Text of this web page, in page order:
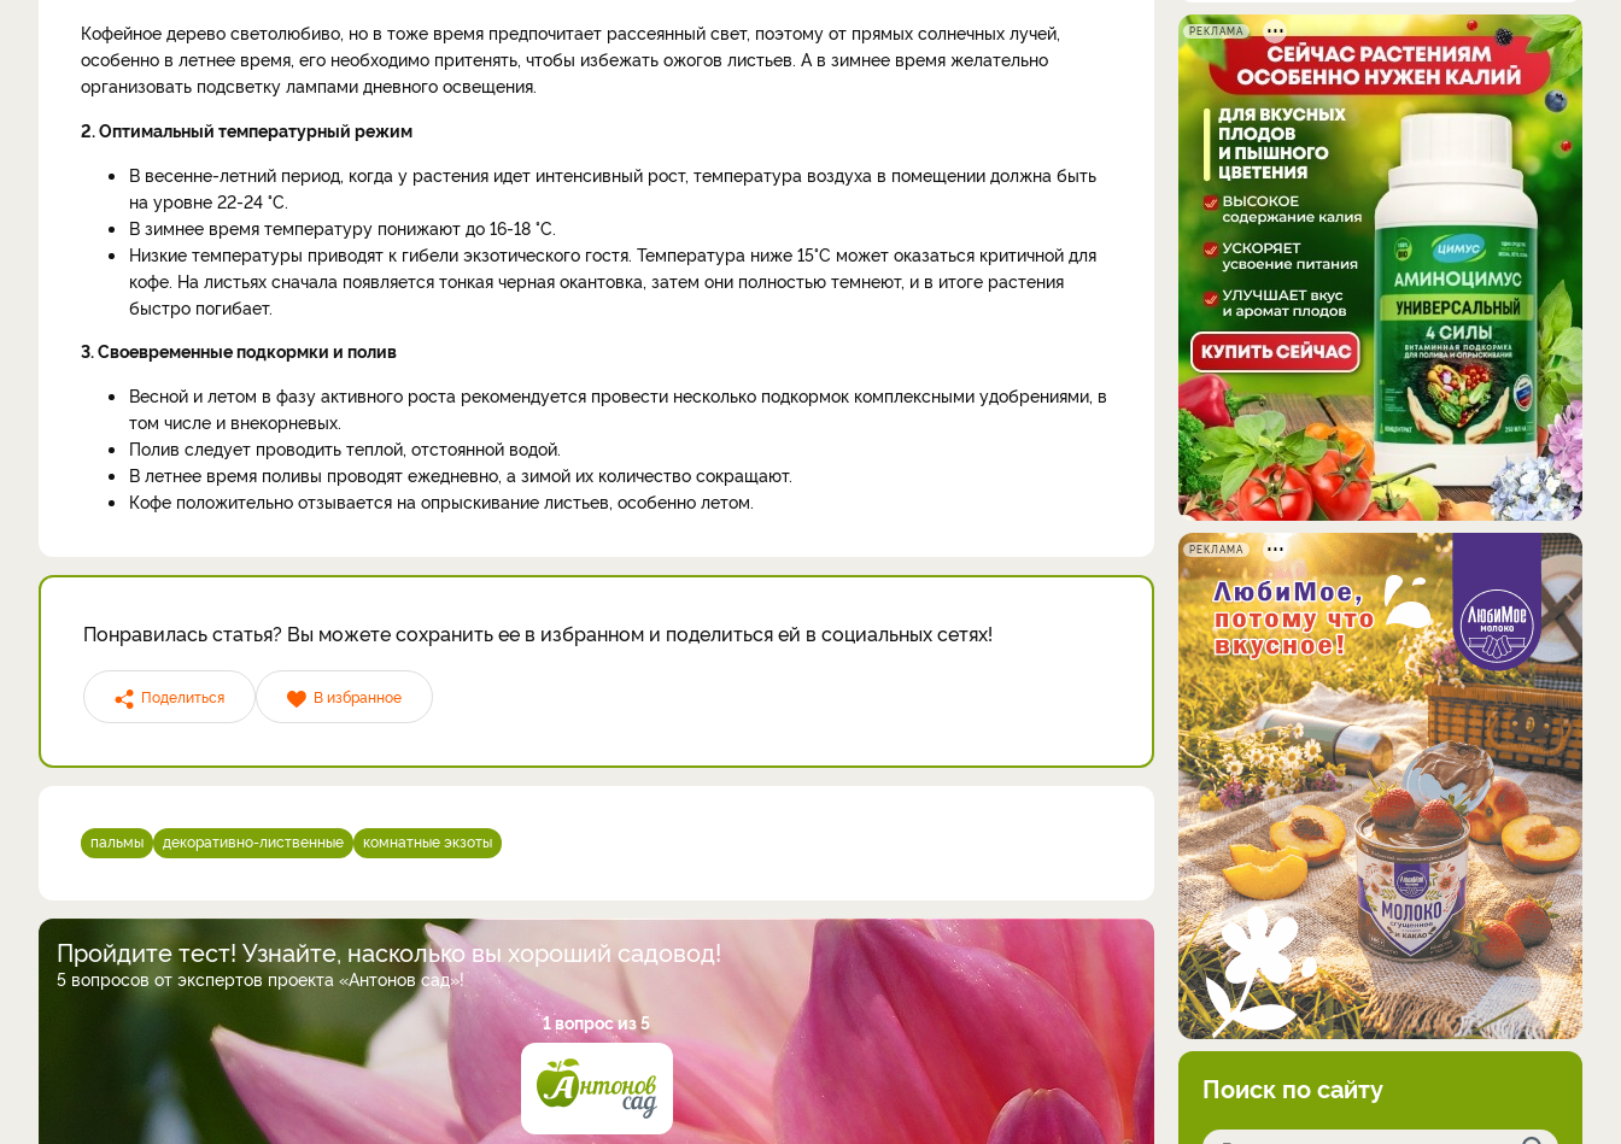
Кофейное дерево светолюбиво, но в тоже время предпочитает рассеянный свет, поэтому от прямых солнечных лучей,
особенно в летнее время, его необходимо притенять, чтобы избежать ожогов листьев. А в зимнее время желательно
организовать подсветку лампами дневного освещения.
2. Оптимальный температурный режим
В весенне-летний период, когда у растения идет интенсивный рост, температура воздуха в помещении должна быть
на уровне 22-24 °С.
В зимнее время температуру понижают до 16-18 °С.
Низкие температуры приводят к гибели экзотического гостя. Температура ниже 15°С может оказаться критичной для
кофе. На листьях сначала появляется тонкая черная окантовка, затем они полностью темнеют, и в итоге растения
быстро погибает.
3. Своевременные подкормки и полив
Весной и летом в фазу активного роста рекомендуется провести несколько подкормок комплексными удобрениями, в
том числе и внекорневых.
Полив следует проводить теплой, отстоянной водой.
В летнее время поливы проводят ежедневно, а зимой их количество сокращают.
Кофе положительно отзывается на опрыскивание листьев, особенно летом.
Понравилась статья? Вы можете сохранить ее в избранном и поделиться ей в социальных сетях!
Поделиться В избранное
пальмы декоративно-лиственные комнатные экзоты
Пройдите тест! Узнайте, насколько вы хороший садовод!
5 вопросов от экспертов проекта «Антонов сад»!
1 вопрос из 5
РЕКЛАМА
РЕКЛАМА
Поиск по сайту